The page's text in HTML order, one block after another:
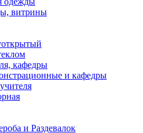
витрины
кафедры
и кафедры
и Раздевалок